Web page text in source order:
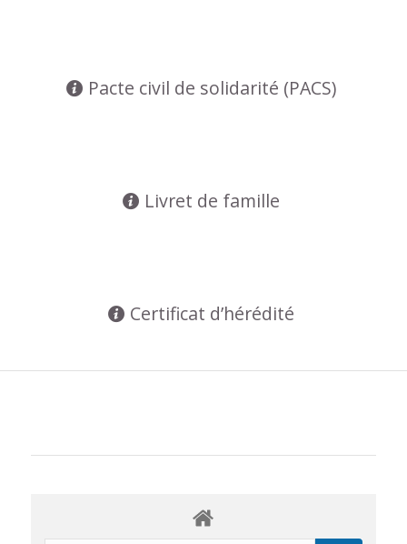
Pacte civil de solidarité (PACS)
Livret de famille
Certificat d’hérédité